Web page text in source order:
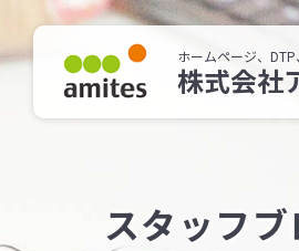
ホームページ、
株式会社
スタッフ